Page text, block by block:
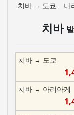
치바 → 도쿄 나
치바 발
치바 → 도쿄
치바 → 아리아케